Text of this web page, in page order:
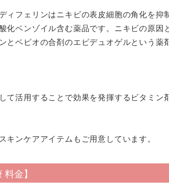
フェリンはニキビの表皮細胞の角化を抑
ベンゾイル含む薬品です。ニキビの原因
ベピオの合剤のエピデュオゲルという薬
活用することで効果を発揮するビタミン
ンケアアイテムもご用意しています。
金】